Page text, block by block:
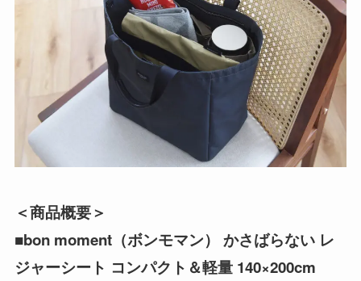
＜商品概要＞
■bon moment（ボンモマン） かさばらない レ
ジャーシート コンパクト＆軽量 140×200cm